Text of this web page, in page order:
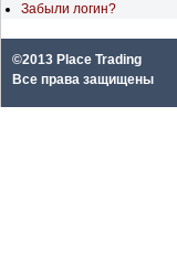
Забыли логин?
©2013 Place Trading
Все права защищены